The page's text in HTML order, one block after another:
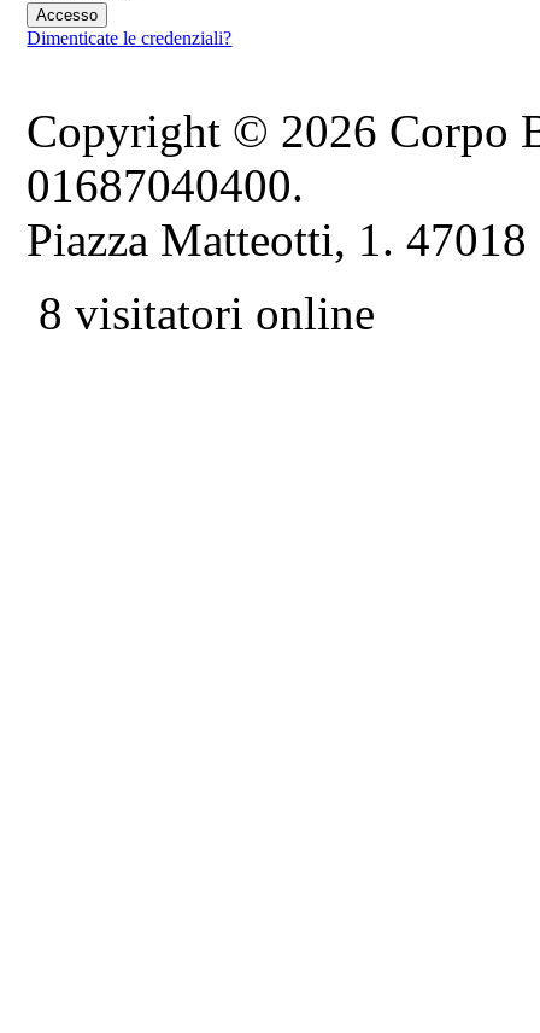
Dimenticate le credenziali?
Copyright © 2026 Corpo
01687040400.
Piazza Matteotti, 1.
8 visitatori online